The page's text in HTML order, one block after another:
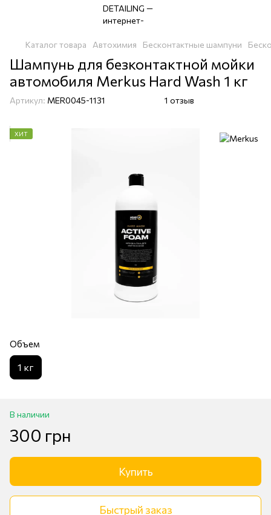
Каталог товара Автохимия Бесконтактные шампуни
Шампунь для безконтактной мойки
автомобиля Merkus Hard Wash 1 кг
Артикул: MER0045-1131 1 отзыв
ХИТ
Объем
1 кг
В наличии
300 грн
Купить
Быстрый заказ